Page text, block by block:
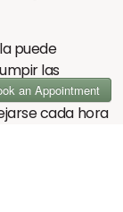
puede
las
de luz
cada hora